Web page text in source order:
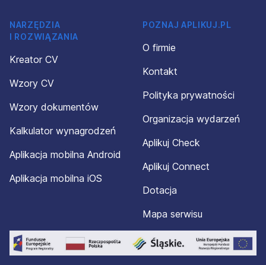
NARZĘDZIA
I ROZWIĄZANIA
Kreator CV
Wzory CV
Wzory dokumentów
Kalkulator wynagrodzeń
Aplikacja mobilna Android
Aplikacja mobilna iOS
POZNAJ APLIKUJ.PL
O firmie
Kontakt
Polityka prywatności
Organizacja wydarzeń
Aplikuj Check
Aplikuj Connect
Dotacja
Mapa serwisu